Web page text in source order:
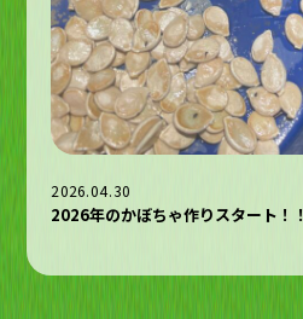
2026.04.30
2026年のかぼちゃ作りスタート！！